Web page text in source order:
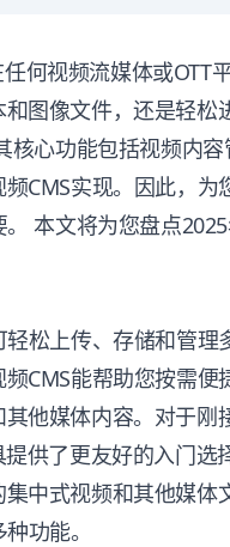
何视频流媒体或OTT
和图像文件，还是轻
核心功能包括视频内
CMS实现。因此，为
本文将为您盘点
松上传、存储和管理
CMS能帮助您按需便
他媒体内容。对于刚
供了更友好的入门选
中式视频和其他媒体
功能。